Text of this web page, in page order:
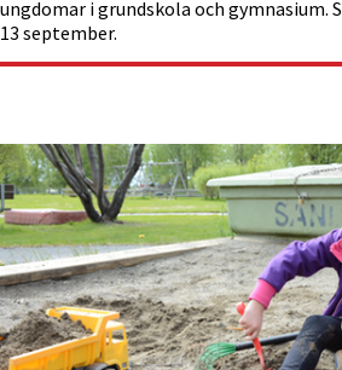
ungdomar i grundskola och gymnasium.
13 september.